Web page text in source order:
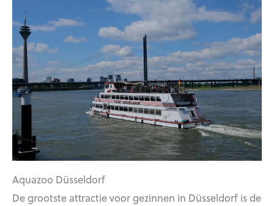
Aquazoo Düsseldorf
De grootste attractie voor gezinnen in Düsseldorf is de